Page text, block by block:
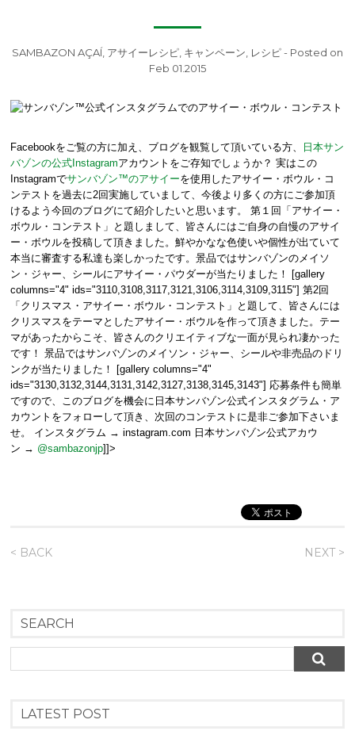
SAMBAZON AÇAÍ, アサイーレシピ, キャンペーン レシピ- Posted on
Feb 01.2015
Facebookをご覧の方に加え、ブログを観覧して頂いている方、
日本サン
バゾンの公式Instagramアカウントをご存知でしょうか？ 実はこの
Instagramでサンバゾン™のアサイーを使用したアサイー・ボウル・コ
ンテストを過去に2回実施していまして、今後より多くの方にご参加頂
けるよう今回のブログにて紹介したいと思います。 第１回「アサイー・
ボウル・コンテスト」と題しまして、皆さんにはご自身の自慢のアサイ
ー・ボウルを投稿して頂きました。鮮やかなな色使いや個性が出ていて
本当に審査する私達も楽しかったです。景品ではサンバゾンのメイソ
ン・ジャー、シールにアサイー・パウダーが当たりました！ [gallery
columns="4" ids="3110,3108,3117,3121,3106,3114,3109,3115"] 第2回
「クリスマス・アサイー・ボウル・コンテスト」と題して、皆さんには
クリスマスをテーマとしたアサイー・ボウルを作って頂きました。テー
マがあったからこそ、皆さんのクリエイティブな一面が見られ凄かった
です！ 景品ではサンバゾンのメイソン・ジャー、シールや非売品のドリ
ンクが当たりました！ [gallery columns="4"
ids="3130,3132,3144,3131,3142,3127,3138,3145,3143"] 応募条件も簡単
ですので、このブログを機会に日本サンバゾン公式インスタグラム・ア
カウントをフォローして頂き、次回のコンテストに是非ご参加下さいま
せ。 インスタグラム → instagram.com 日本サンバゾン公式アカウ
ン → @sambazonjp]]>
< BACK NEXT >
SEARCH
LATEST POST